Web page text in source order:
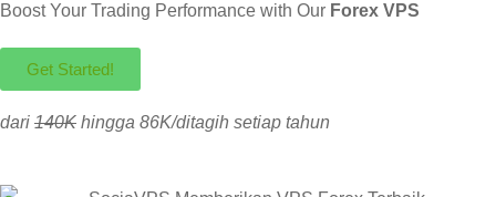
Boost Your Trading Performance with Our Forex VPS
Get Started!
dari 140K hingga 86K/ditagih setiap tahun